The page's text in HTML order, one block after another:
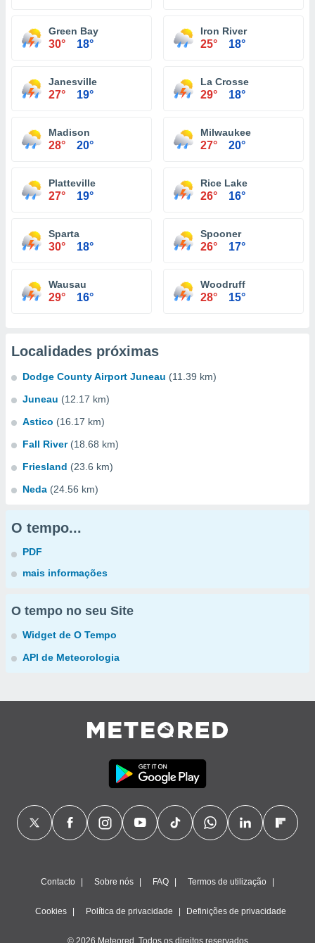
Green Bay
30° 18°
Iron River
25° 18°
Janesville
27° 19°
La Crosse
29° 18°
Madison
28° 20°
Milwaukee
27° 20°
Platteville
27° 19°
Rice Lake
26° 16°
Sparta
30° 18°
Spooner
26° 17°
Wausau
29° 16°
Woodruff
28° 15°
Localidades próximas
Dodge County Airport Juneau (11.39 km)
Juneau (12.17 km)
Astico (16.17 km)
Fall River (18.68 km)
Friesland (23.6 km)
Neda (24.56 km)
O tempo...
PDF
mais informações
O tempo no seu Site
Widget de O Tempo
API de Meteorologia
Contacto Sobre nós FAQ Termos de utilização
Cookies Política de privacidade Definições de privacidade
© 2026 Meteored. Todos os direitos reservados